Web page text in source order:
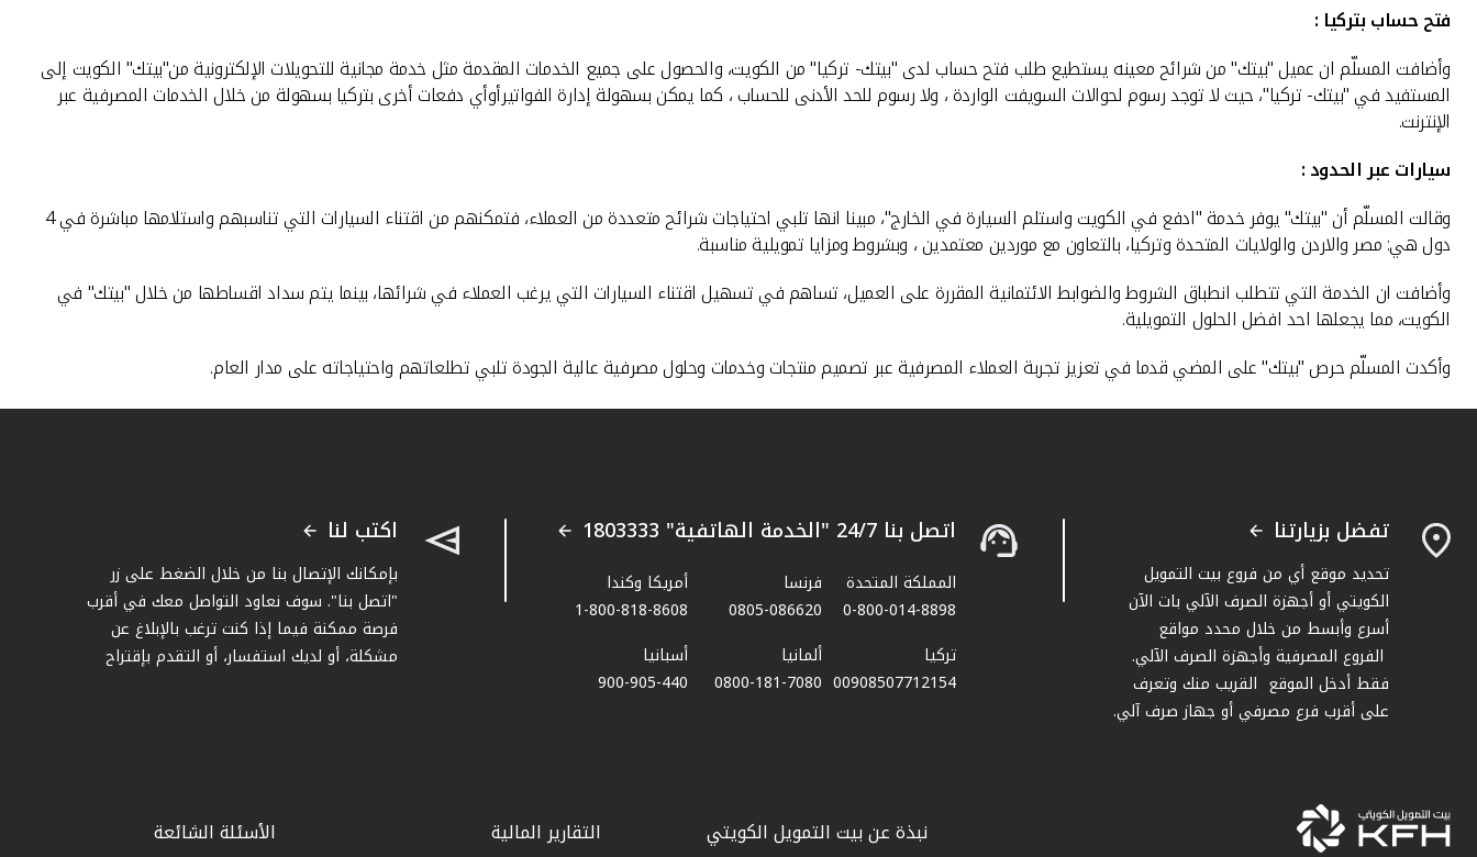
فتح حساب بتركيا :
وأضافت المسلّم ان عميل "بيتك" من شرائح معينه يستطيع طلب فتح حساب لدى "بيتك- تركيا" من الكويت، والحصول على جميع الخدمات المقدمة مثل خدمة مجانية للتحويلات الإلكترونية من"بيتك" الكويت إلى
المستفيد في "بيتك- تركيا"، حيث لا توجد رسوم لحوالات السويفت الواردة ، ولا رسوم للحد الأدنى للحساب ، كما يمكن بسهولة إدارة الفواتيرأوأي دفعات أخرى بتركيا بسهولة من خلال الخدمات المصرفية عبر
الإنترنت.
سيارات عبر الحدود :
وقالت المسلّم أن "بيتك" يوفر خدمة "ادفع في الكويت واستلم السيارة في الخارج"، مبينا انها تلبي احتياجات شرائح متعددة من العملاء، فتمكنهم من اقتناء السيارات التي تناسبهم واستلامها مباشرة في 4
دول هي: مصر والاردن والولايات المتحدة وتركيا، بالتعاون مع موردين معتمدين ، وبشروط ومزايا تمويلية مناسبة.
وأضافت ان الخدمة التي تتطلب انطباق الشروط والضوابط الائتمانية المقررة على العميل، تساهم في تسهيل اقتناء السيارات التي يرغب العملاء في شرائها، بينما يتم سداد اقساطها من خلال "بيتك" في
الكويت، مما يجعلها احد افضل الحلول التمويلية.
وأكدت المسلّم حرص "بيتك" على المضي قدما في تعزيز تجربة العملاء المصرفية عبر تصميم منتجات وخدمات وحلول مصرفية عالية الجودة تلبي تطلعاتهم واحتياجاته على مدار العام.
تفضل بزيارتنا
تحديد موقع أي من فروع بيت التمويل
الكويتي أو أجهزة الصرف الآلي بات الآن
أسرع وأبسط من خلال محدد مواقع
الفروع المصرفية وأجهزة الصرف الآلي.
فقط أدخل الموقع القريب منك وتعرف
على أقرب فرع مصرفي أو جهاز صرف آلي.
اتصل بنا 24/7 "الخدمة الهاتفية" 1803333
المملكة المتحدة
0-800-014-8898
فرنسا
0805-086620
أمريكا وكندا
1-800-818-8608
تركيا
00908507712154​
ألمانيا
0800-181-7080
أسبانيا
900-905-440
اكتب لنا
بإمكانك الإتصال بنا من خلال الضغط على زر
"اتصل بنا". سوف نعاود التواصل معك في أقرب
فرصة ممكنة فيما إذا كنت ترغب بالإبلاغ عن
مشكلة، أو لديك استفسار، أو التقدم بإقتراح
نبذة عن بيت التمويل الكويتي
التقارير المالية
الأسئلة الشائعة